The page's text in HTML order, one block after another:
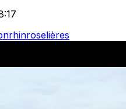
rhinroselières